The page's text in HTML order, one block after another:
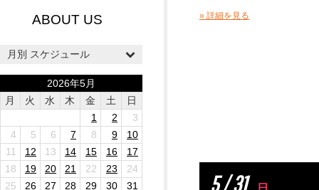
ABOUT US
月別 スケジュール
2026年5月
月
火 水 木 金 土
日
1
2
3
4
5 6 7 8 9
10
11
12 13 14 15 16
17
18
19 20 21 22 23
24
25
26 27 28 29 30 31
» 詳細を見る
5 / 31